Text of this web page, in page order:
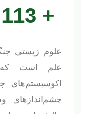
+ 113 عنوان بروز
علوم زیستی
علم است که
اکوسیستم‌های
چشم‌اندازهای